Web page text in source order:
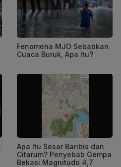
Fenomena MJO Sebabkan
Cuaca Buruk, Apa Itu?
Apa Itu Sesar Baribis dan
Citarum? Penyebab Gempa
Bekasi Magnitudo 4,7